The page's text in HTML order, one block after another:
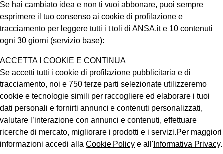
Se hai cambiato idea e non ti vuoi abbonare, puoi sempre
esprimere il tuo consenso ai cookie di profilazione e
tracciamento per leggere tutti i titoli di ANSA.it e 10 contenuti
ogni 30 giorni (servizio base):
ACCETTA I COOKIE E CONTINUA
Se accetti tutti i cookie di profilazione pubblicitaria e di
tracciamento, noi e 750 terze parti selezionate utilizzeremo
cookie e tecnologie simili per raccogliere ed elaborare i tuoi
dati personali e fornirti annunci e contenuti personalizzati,
valutare l’interazione con annunci e contenuti, effettuare
ricerche di mercato, migliorare i prodotti e i servizi.Per maggiori
informazioni accedi alla Cookie Policy e all' Informativa Privacy.